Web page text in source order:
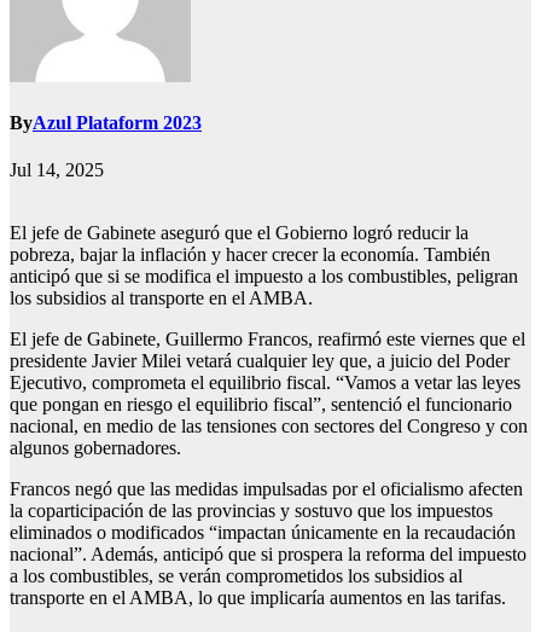
ByAzul Plataform 2023
Jul 14, 2025
El jefe de Gabinete aseguró que el Gobierno logró reducir la
pobreza, bajar la inflación y hacer crecer la economía. También
anticipó que si se modifica el impuesto a los combustibles, peligran
los subsidios al transporte en el AMBA.
El jefe de Gabinete, Guillermo Francos, reafirmó este viernes que el
presidente Javier Milei vetará cualquier ley que, a juicio del Poder
Ejecutivo, comprometa el equilibrio fiscal. “Vamos a vetar las leyes
que pongan en riesgo el equilibrio fiscal”, sentenció el funcionario
nacional, en medio de las tensiones con sectores del Congreso y con
algunos gobernadores.
Francos negó que las medidas impulsadas por el oficialismo afecten
la coparticipación de las provincias y sostuvo que los impuestos
eliminados o modificados “impactan únicamente en la recaudación
nacional”. Además, anticipó que si prospera la reforma del impuesto
a los combustibles, se verán comprometidos los subsidios al
transporte en el AMBA, lo que implicaría aumentos en las tarifas.